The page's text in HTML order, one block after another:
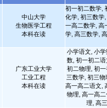
中山大学
生物医学工程
本科在读
初一初二数学,
化学, 初三数学
一高二数学, 高
学, 高三数学,
广东工业大学
工业工程
本科在读
小学语文, 小
数, 初一初二
初二物理, 初
三数学, 初三
高一高二语文,
物理, 高一高
理, 高